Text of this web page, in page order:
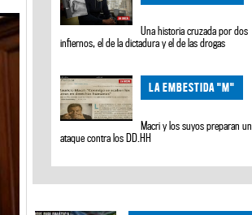
Una historia cruzada por dos
infiernos, el de la dictadura y el de las drogas
LA EMBESTIDA "M"
Macri y los suyos preparan un
ataque contra los DD.HH